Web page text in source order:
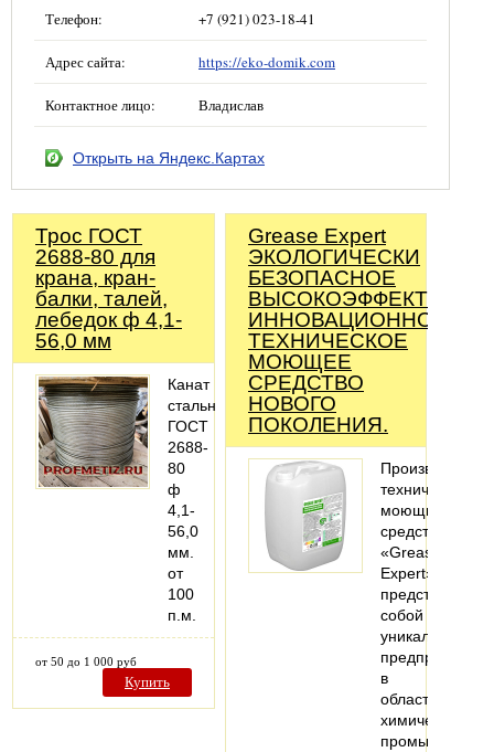
Телефон: +7 (921) 023-18-41
Адрес сайта: https://eko-domik.com
Контактное лицо: Владислав
Открыть на Яндекс.Картах
Трос ГОСТ
2688-80 для
крана, кран-
балки, талей,
лебедок ф 4,1-
56,0 мм
Канат
стальной
ГОСТ
2688-
80
ф
4,1-
56,0
мм.
от
100
п.м.
от 50 до 1 000 руб
Купить
Grease Expert
ЭКОЛОГИЧЕСКИ
БЕЗОПАСНОЕ
ИННОВАЦИОННОЕ
ТЕХНИЧЕСКОЕ
МОЮЩЕЕ
СРЕДСТВО
НОВОГО
ПОКОЛЕНИЯ.
Производство
технических
моющих
средств
«Grease
Expert»
представляет
собой
уникальное
предприятие
в
области
химической